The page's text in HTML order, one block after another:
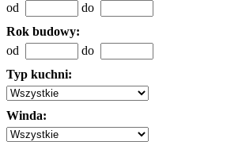
od
do
Rok budowy:
od
do
Typ kuchni:
Winda: